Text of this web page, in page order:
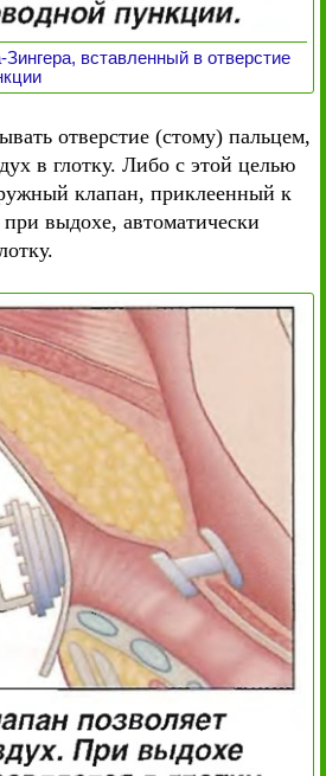
вставленный в отверстие
отверстие (стому) пальцем,
в глотку. Либо с этой целью
клапан, приклеенный к
выдохе, автоматически